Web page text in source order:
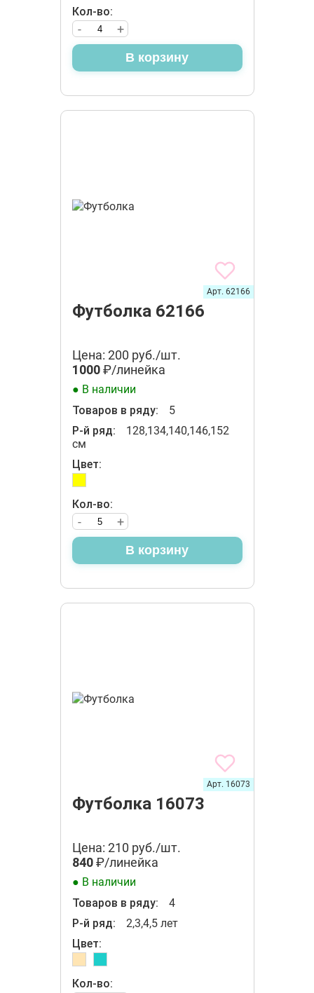
Кол-во:
+
-
В корзину
Футболка 62166
Арт. 62166
Цена: 200 руб./шт.
1000₽/линейка
● В наличии
Товаров в ряду:
5
Р-й ряд:
128,134,140,146,152
см
Цвет:
Кол-во:
+
-
В корзину
Футболка 16073
Арт. 16073
Цена: 210 руб./шт.
840₽/линейка
● В наличии
Товаров в ряду:
4
Р-й ряд:
2,3,4,5 лет
Цвет:
Кол-во: